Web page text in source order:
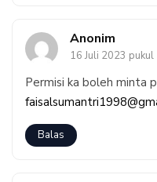
Anonim
16 Juli 2023 pukul
Permisi ka boleh minta
Balas